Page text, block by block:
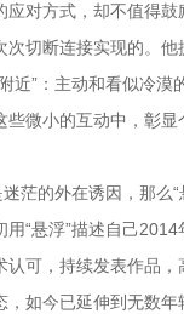
应对方式，却不值得鼓
次切断连接实现的。他
近”：主动和看似冷漠
些微小的互动中，彰显
茫的外在诱因，那么
用“悬浮”描述自己
认可，持续发表作品
，如今已延伸到无数